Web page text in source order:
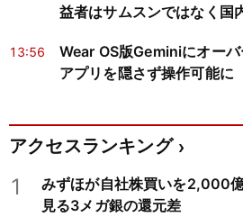
益者はサムスンではなく国
13:56
Wear OS版Geminiにオー
アプリを隠さず操作可能に
アクセスランキング
1
みずほが自社株買いを2,000
見る3メガ銀の還元差